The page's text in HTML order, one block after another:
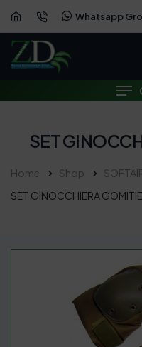
Whatsapp
SET
Home Shop
SET GINOCCHIERA